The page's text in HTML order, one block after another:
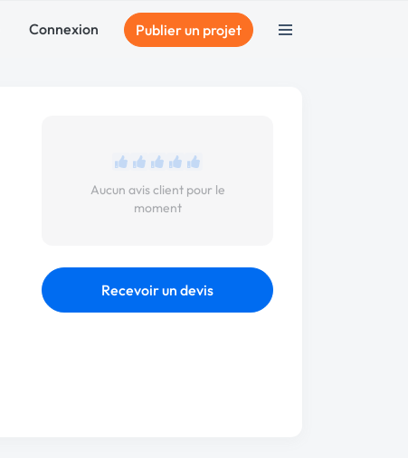
Connexion Publier un projet
Aucun avis client pour le
moment
Recevoir un devis